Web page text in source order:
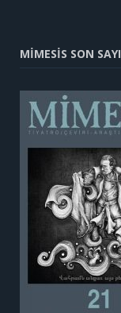
MİMESİS SON SAYI